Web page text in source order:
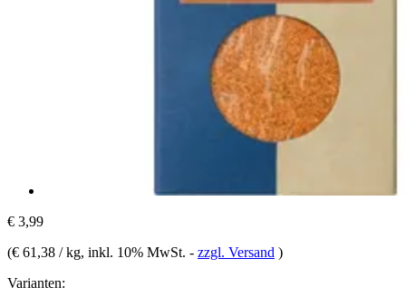
€ 3,99
(€ 61,38 / kg, inkl. 10% MwSt. - zzgl. Versand )
Varianten: